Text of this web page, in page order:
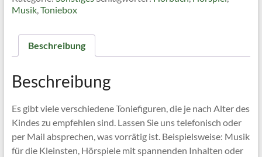
Musik, Toniebox
Beschreibung
Beschreibung
Es gibt viele verschiedene Toniefiguren, die je nach Alter des
Kindes zu empfehlen sind. Lassen Sie uns telefonisch oder
per Mail absprechen, was vorrätig ist. Beispielsweise: Musik
für die Kleinsten, Hörspiele mit spannenden Inhalten oder